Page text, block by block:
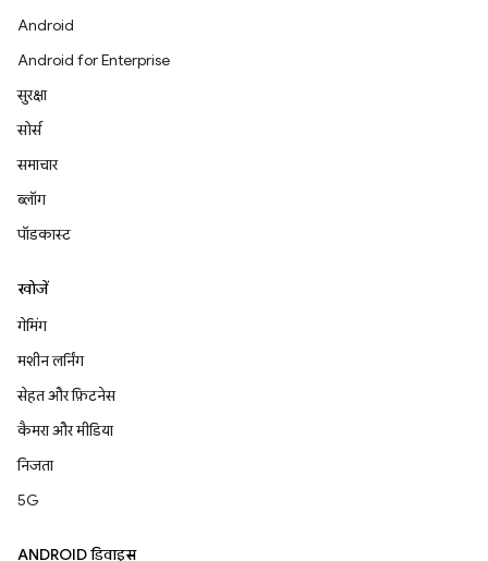
Android
Android for Enterprise
सुरक्षा
सोर्स
समाचार
ब्लॉग
पॉडकास्ट
खोजें
गेमिंग
मशीन लर्निंग
सेहत और फ़िटनेस
कैमरा और मीडिया
निजता
5G
ANDROID डिवाइस